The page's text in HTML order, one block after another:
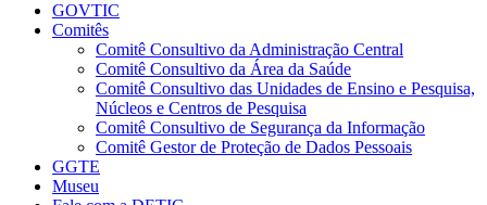
GOVTIC
Comitês
Comitê Consultivo da Administração Central
Comitê Consultivo da Área da Saúde
Comitê Consultivo das Unidades de Ensino e Pesquisa,
Núcleos e Centros de Pesquisa
Comitê Consultivo de Segurança da Informação
Comitê Gestor de Proteção de Dados Pessoais
GGTE
Museu